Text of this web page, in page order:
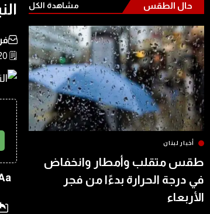
حال الطقس مشاهدة الكل
أخبار لبنان
طقس متقلب وأمطار وانخفاض
في درجة الحرارة بدءًا من فجر
الأربعاء
🗒️ 10/10/2020